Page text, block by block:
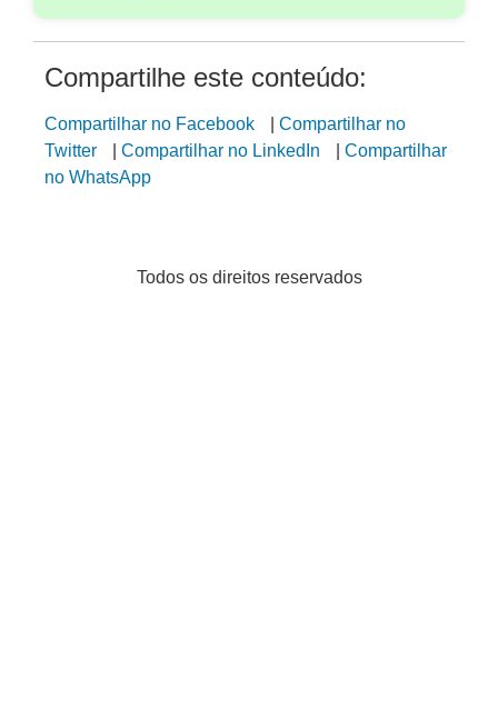
Compartilhe este conteúdo:
Compartilhar no Facebook | Compartilhar no
Twitter
| Compartilhar no LinkedIn | Compartilhar
no WhatsApp
Todos os direitos reservados